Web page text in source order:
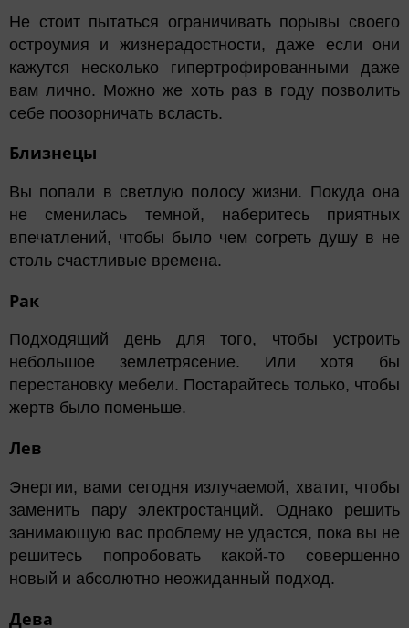
Не стоит пытаться ограничивать порывы своего
остроумия и жизнерадостности, даже если они
кажутся несколько гипертрофированными даже
вам лично. Можно же хоть раз в году позволить
себе поозорничать всласть.
Близнецы
Вы попали в светлую полосу жизни. Покуда она
не сменилась темной, наберитесь приятных
впечатлений, чтобы было чем согреть душу в не
столь счастливые времена.
Рак
Подходящий день для того, чтобы устроить
небольшое землетрясение. Или хотя бы
перестановку мебели. Постарайтесь только, чтобы
жертв было поменьше.
Лев
Энергии, вами сегодня излучаемой, хватит, чтобы
заменить пару электростанций. Однако решить
занимающую вас проблему не удастся, пока вы не
решитесь попробовать какой-то совершенно
новый и абсолютно неожиданный подход.
Дева